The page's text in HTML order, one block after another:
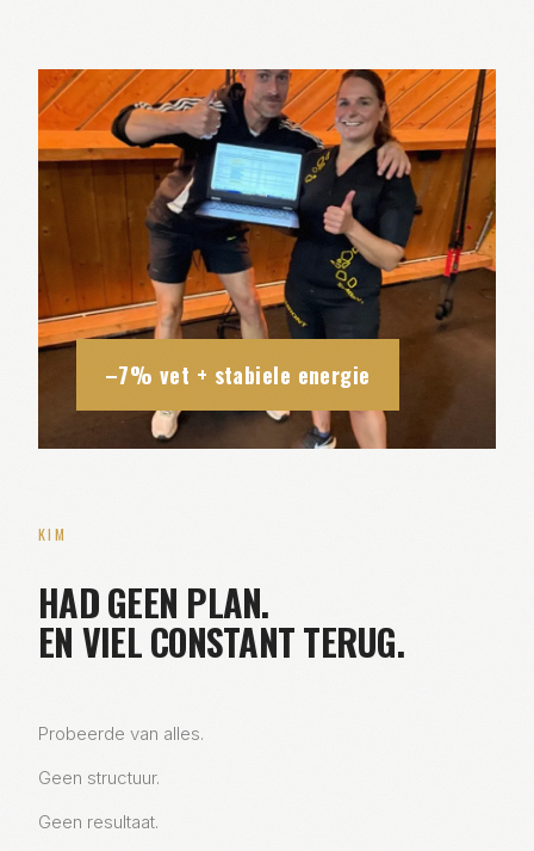
–7% vet + stabiele energie
KIM
HAD GEEN PLAN.
EN VIEL CONSTANT TERUG.
Probeerde van alles.
Geen structuur.
Geen resultaat.